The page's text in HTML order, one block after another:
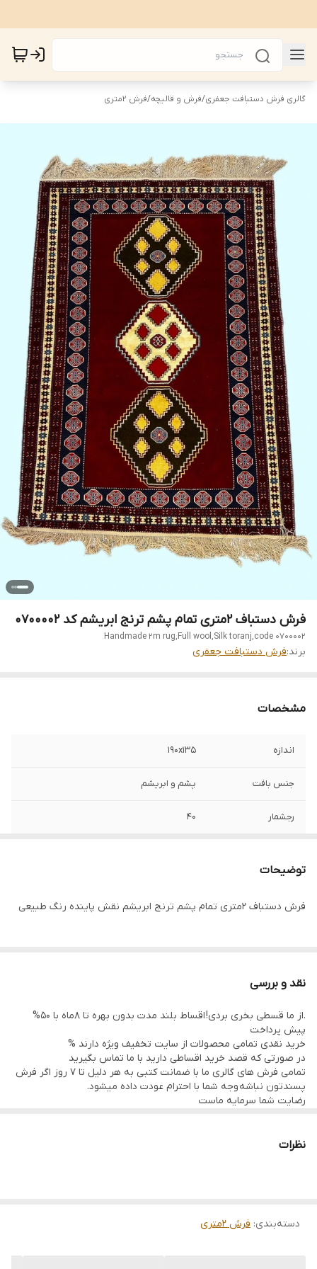
گالری فرش دستبافت جعفری/فرش و قالیچه/فرش 2متری
فرش دستباف 2متری تمام پشم ترنج ابریشم کد 0700002
Handmade 2m rug,Full wool,Silk toranj,code 0700002
برند:فرش دستبافت جعفری
مشخصات
اندازه 190x135
جنس بافت پشم و ابریشم
رجشمار 40
نو
توضیحات
فرش دستباف 2متری تمام پشم ترنج ابریشم نقش پاینده رنگ طبیعی
نقد و بررسی
.از ما قسطی بخری بردی! اقساط بلند مدت بدون بهره تا 8ماه با 50%
پیش پرداخت
خرید نقدی تمامی محصولات از سایت تخفیف ویژه دارند %
در صورتی که قصد خرید اقساطی دارید با ما تماس بگیرید
تمامی فرش های گالری ما با ضمانت کتبی به هر دلیل تا 7 روز اگر فرش
پسندتون نباشه وجه شما با احترام عودت داده میشود.
رضایت شما سرمایه ماست
از فلسطین اشعالی) پذیرفته میشود
نظرات
دسته‌بندی: فرش 2متری